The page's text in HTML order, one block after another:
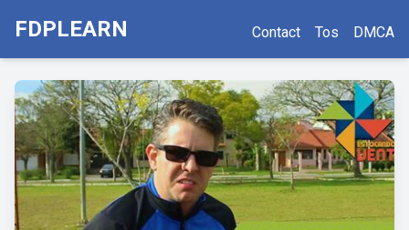
FDPLEARN Contact Tos DMCA